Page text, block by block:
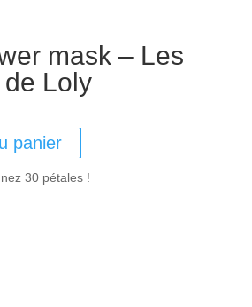
mask – Les
Loly
panier
30 pétales !